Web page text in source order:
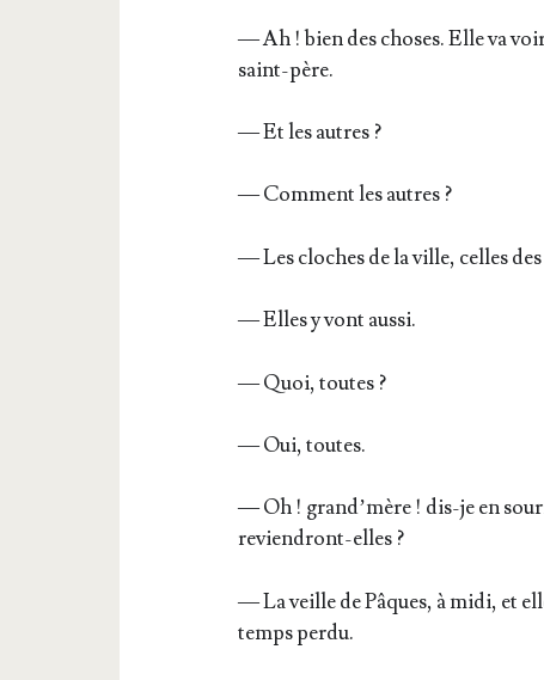
— Ah ! bien des choses. Elle va
saint-père.
— Et les autres ?
— Com­ment les autres ?
— Les cloches de la ville, celles des
— Elles y vont aussi.
— Quoi, toutes ?
— Oui, toutes.
— Oh ! grand’­mère ! dis-je en
reviendront-elles ?
— La veille de Pâques, à midi, et
temps perdu.